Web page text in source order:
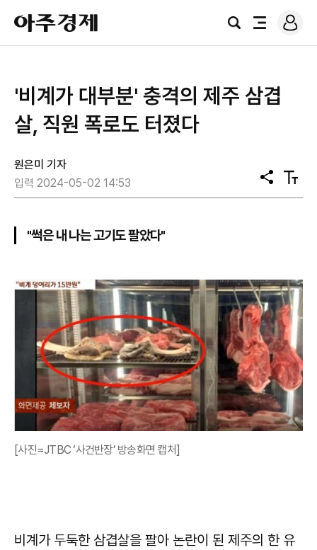
아
주
경
검
전
로
그
'비계가 대부분' 충격의 제주 삼겹
살, 직원 폭로도 터졌다
원은미 기자
입력 2024-05-02 14:53
공
유
텍
스
"썩은 내 나는 고기도 팔았다"
[사진=JTBC ‘사건반장’ 방송화면 캡처]
비계가 두둑한 삼겹살을 팔아 논란이 된 제주의 한 유